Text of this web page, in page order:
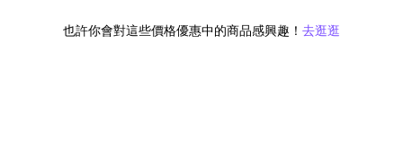
也許你會對這些價格優惠中的商品感興趣！ 去逛逛